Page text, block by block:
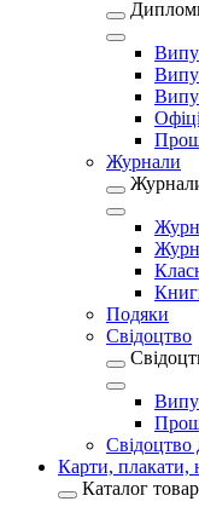
Журнали
Подяки
Свідоцтво
Свідоцтво
Карти, плакати,
Каталог